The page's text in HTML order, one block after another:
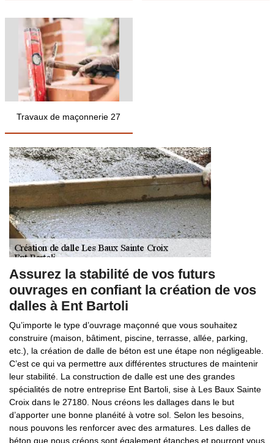
Travaux de maçonnerie 27
Assurez la stabilité de vos futurs
ouvrages en confiant la création de vos
dalles à Ent Bartoli
Qu’importe le type d’ouvrage maçonné que vous souhaitez
construire (maison, bâtiment, piscine, terrasse, allée, parking,
etc.), la création de dalle de béton est une étape non négligeable.
C’est ce qui va permettre aux différentes structures de maintenir
leur stabilité. La construction de dalle est une des grandes
spécialités de notre entreprise Ent Bartoli, sise à Les Baux Sainte
Croix dans le 27180. Nous créons les dallages dans le but
d’apporter une bonne planéité à votre sol. Selon les besoins,
nous pouvons les renforcer avec des armatures. Les dalles de
béton que nous créons sont également étanches et pourront vous